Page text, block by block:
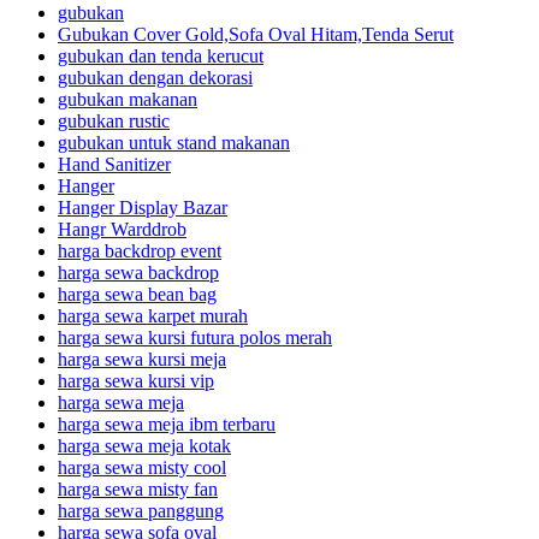
gubukan
Gubukan Cover Gold,Sofa Oval Hitam,Tenda Serut
gubukan dan tenda kerucut
gubukan dengan dekorasi
gubukan makanan
gubukan rustic
gubukan untuk stand makanan
Hand Sanitizer
Hanger
Hanger Display Bazar
Hangr Warddrob
harga backdrop event
harga sewa backdrop
harga sewa bean bag
harga sewa karpet murah
harga sewa kursi futura polos merah
harga sewa kursi meja
harga sewa kursi vip
harga sewa meja
harga sewa meja ibm terbaru
harga sewa meja kotak
harga sewa misty cool
harga sewa misty fan
harga sewa panggung
harga sewa sofa oval